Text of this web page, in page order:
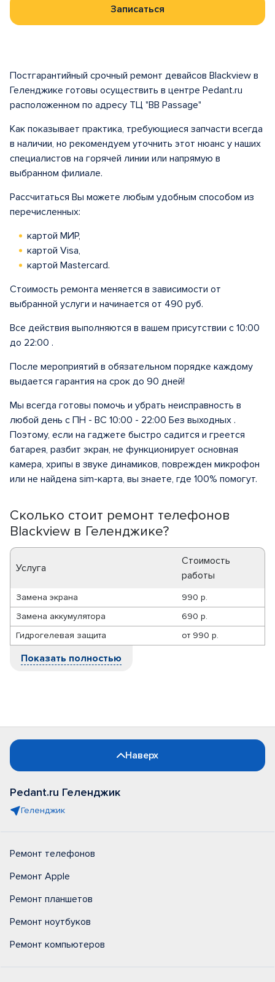
Записаться
Сколько стоит ремонт телефонов
Blackview в Геленджике?
Услуга
Стоимость
работы
Замена экрана
990 р.
Замена аккумулятора
690 р.
Гидрогелевая защита
от 990 р.
Показать полностью
Постгарантийный срочный ремонт девайсов Blackview в
Геленджике готовы осуществить в центре Pedant.ru
расположенном по адресу ТЦ "BB Passage"
Как показывает практика, требующиеся запчасти всегда
в наличии, но рекомендуем уточнить этот нюанс у наших
специалистов на горячей линии или напрямую в
выбранном филиале.
Рассчитаться Вы можете любым удобным способом из
перечисленных:
картой МИР,
картой Visa,
картой Mastercard.
Стоимость ремонта меняется в зависимости от
выбранной услуги и начинается от 490 руб.
Все действия выполняются в вашем присутствии с 10:00
до 22:00 .
После мероприятий в обязательном порядке каждому
выдается гарантия на срок до 90 дней!
Мы всегда готовы помочь и убрать неисправность в
любой день с ПН - ВС 10:00 - 22:00 Без выходных .
Поэтому, если на гаджете быстро садится и греется
батарея, разбит экран, не функционирует основная
камера, хрипы в звуке динамиков, поврежден микрофон
или не найдена sim-карта, вы знаете, где 100% помогут.
Наверх
Pedant.ru Геленджик
Геленджик
Ремонт телефонов
Ремонт Apple
Ремонт планшетов
Ремонт ноутбуков
Ремонт компьютеров